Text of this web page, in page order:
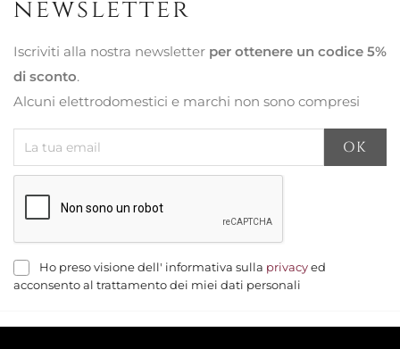
newsletter
Iscriviti alla nostra newsletter per ottenere un codice 5%
di sconto.
Alcuni elettrodomestici e marchi non sono compresi
Ho preso visione dell' informativa sulla privacy ed
acconsento al trattamento dei miei dati personali